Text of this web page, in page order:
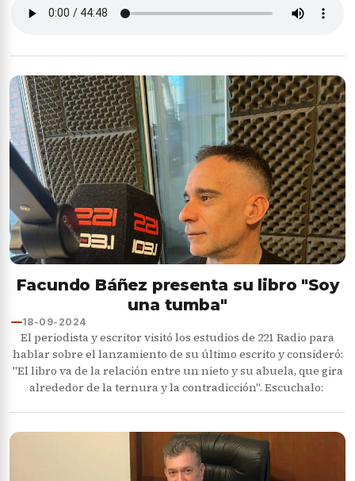
Facundo Báñez presenta su libro "Soy
una tumba"
18-09-2024
El periodista y escritor visitó los estudios de 221 Radio para
hablar sobre el lanzamiento de su último escrito y consideró:
"El libro va de la relación entre un nieto y su abuela, que gira
alrededor de la ternura y la contradicción". Escuchalo: